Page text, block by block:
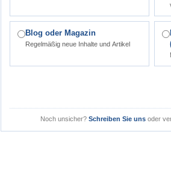
Blog oder Magazin
Regelmäßig neue Inhalte und Artikel
Noch unsicher? Schreiben Sie unsoder